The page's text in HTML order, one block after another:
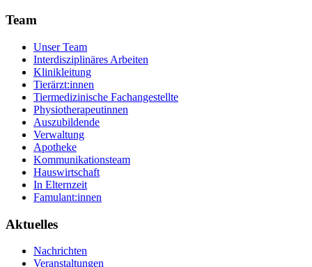
Team
Unser Team
Interdisziplinäres Arbeiten
Klinikleitung
Tierärzt:innen
Tiermedizinische Fachangestellte
Physiotherapeutinnen
Auszubildende
Verwaltung
Apotheke
Kommunikationsteam
Hauswirtschaft
In Elternzeit
Famulant:innen
Aktuelles
Nachrichten
Veranstaltungen